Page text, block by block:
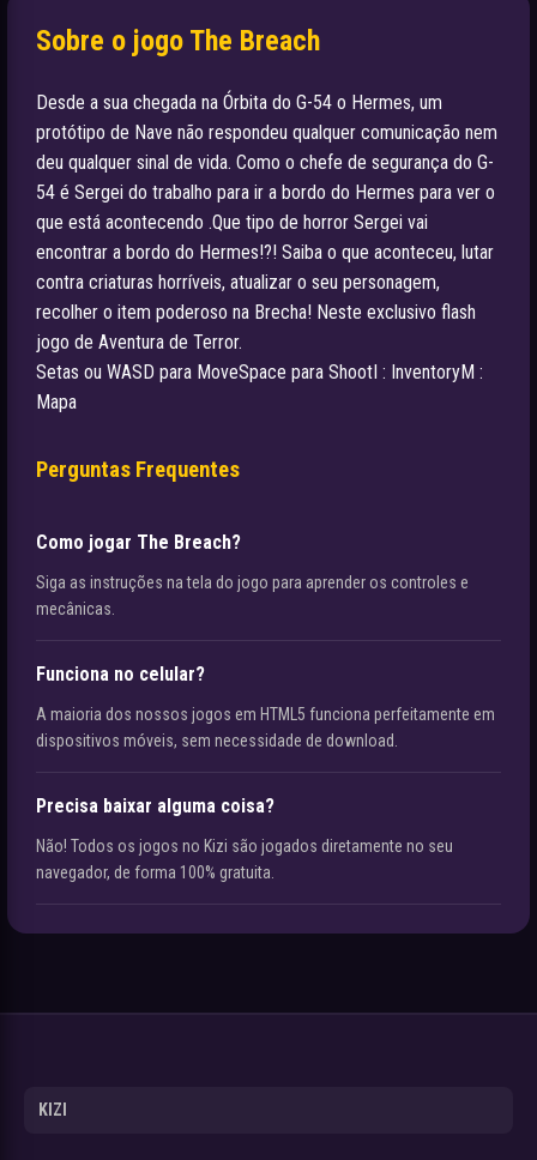
Sobre o jogo The Breach
Desde a sua chegada na Órbita do G-54 o Hermes, um
protótipo de Nave não respondeu qualquer comunicação nem
deu qualquer sinal de vida. Como o chefe de segurança do G-
54 é Sergei do trabalho para ir a bordo do Hermes para ver o
que está acontecendo .Que tipo de horror Sergei vai
encontrar a bordo do Hermes!?! Saiba o que aconteceu, lutar
contra criaturas horríveis, atualizar o seu personagem,
recolher o item poderoso na Brecha! Neste exclusivo flash
jogo de Aventura de Terror.
Setas ou WASD para MoveSpace para ShootI : InventoryM :
Mapa
Perguntas Frequentes
Como jogar The Breach?
Siga as instruções na tela do jogo para aprender os controles e
mecânicas.
Funciona no celular?
A maioria dos nossos jogos em HTML5 funciona perfeitamente em
dispositivos móveis, sem necessidade de download.
Precisa baixar alguma coisa?
Não! Todos os jogos no Kizi são jogados diretamente no seu
navegador, de forma 100% gratuita.
KIZI